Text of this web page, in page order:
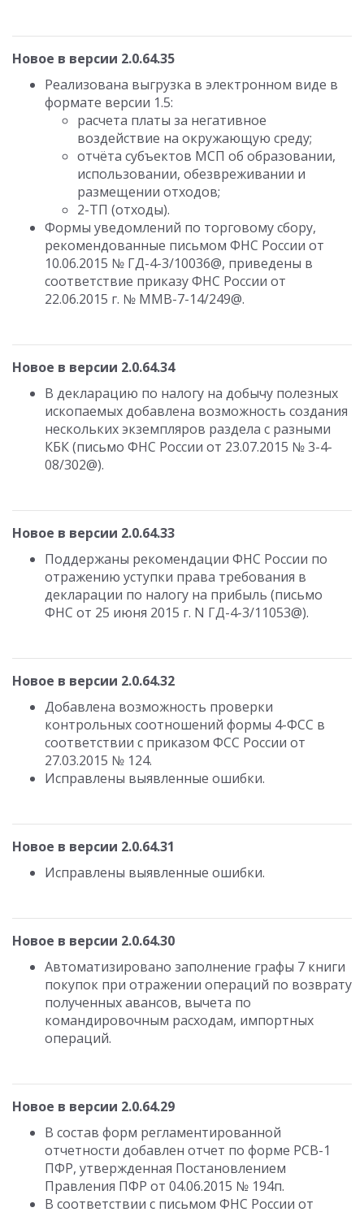
Новое в версии 2.0.64.35
Реализована выгрузка в электронном виде в
формате версии 1.5:
расчета платы за негативное
воздействие на окружающую среду;
отчёта субъектов МСП об образовании,
использовании, обезвреживании и
размещении отходов;
2-ТП (отходы).
Формы уведомлений по торговому сбору,
рекомендованные письмом ФНС России от
10.06.2015 № ГД-4-3/10036@, приведены в
соответствие приказу ФНС России от
22.06.2015 г. № ММВ-7-14/249@.
Новое в версии 2.0.64.34
В декларацию по налогу на добычу полезных
ископаемых добавлена возможность создания
нескольких экземпляров раздела с разными
КБК (письмо ФНС России от 23.07.2015 № 3-4-
08/302@).
Новое в версии 2.0.64.33
Поддержаны рекомендации ФНС России по
отражению уступки права требования в
декларации по налогу на прибыль (письмо
ФНС от 25 июня 2015 г. N ГД-4-3/11053@).
Новое в версии 2.0.64.32
Добавлена возможность проверки
контрольных соотношений формы 4-ФСС в
соответствии с приказом ФСС России от
27.03.2015 № 124.
Исправлены выявленные ошибки.
Новое в версии 2.0.64.31
Исправлены выявленные ошибки.
Новое в версии 2.0.64.30
Автоматизировано заполнение графы 7 книги
покупок при отражении операций по возврату
полученных авансов, вычета по
командировочным расходам, импортных
операций.
Новое в версии 2.0.64.29
В состав форм регламентированной
отчетности добавлен отчет по форме РСВ-1
ПФР, утвержденная Постановлением
Правления ПФР от 04.06.2015 № 194п.
В соответствии с письмом ФНС России от